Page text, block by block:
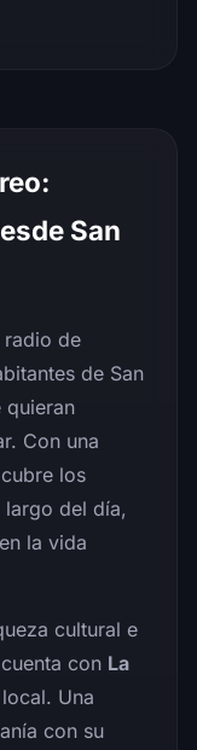
San
radio de
de San
quieran
Con una
los
del día,
la vida
cultural e
con La
Una
con su